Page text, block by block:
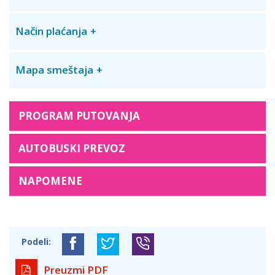
Način plaćanja
Mapa smeštaja
PROGRAM PUTOVANJA
AUTOBUSKI PREVOZ
NAPOMENE
Podeli:
Preuzmi PDF